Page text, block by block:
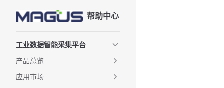
Skip to content 帮助中心
工业数据智能采集平台
产品总览
应用市场